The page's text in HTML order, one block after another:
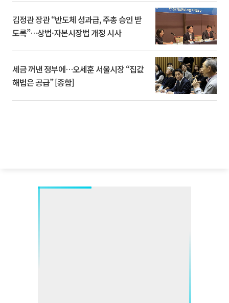
김정관 장관 “반도체 성과급, 주총 승인 받
도록”…상법·자본시장법 개정 시사
세금 꺼낸 정부에…오세훈 서울시장 “집값
해법은 공급” [종합]